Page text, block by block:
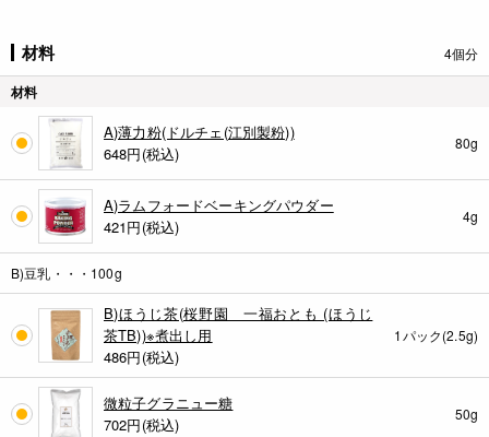
材料 4個分
材料
A)薄力粉(ドルチェ(江別製粉))
648円(税込)
80g
A)ラムフォードベーキングパウダー
421円(税込)
4g
B)豆乳・・・100g
B)ほうじ茶(桜野園 一福おとも (ほうじ
茶TB))※煮出し用
486円(税込)
1パック(2.5g)
微粒子グラニュー糖
702円(税込)
50g